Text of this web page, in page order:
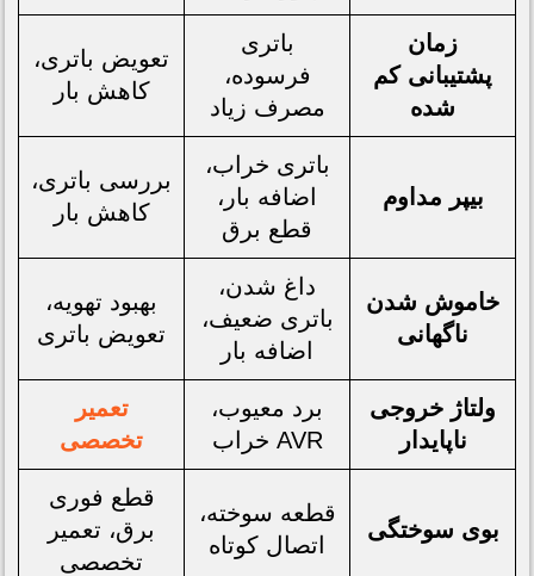
زمان
پشتیبانی کم
شده
باتری
فرسوده،
مصرف زیاد
تعویض باتری،
کاهش بار
بیپر مداوم
باتری خراب،
اضافه بار،
قطع برق
بررسی باتری،
کاهش بار
خاموش شدن
ناگهانی
داغ شدن،
باتری ضعیف،
اضافه بار
بهبود تهویه،
تعویض باتری
ولتاژ خروجی
ناپایدار
برد معیوب،
AVR خراب
تعمیر
تخصصی
بوی سوختگی
قطعه سوخته،
اتصال کوتاه
قطع فوری
برق، تعمیر
تخصصی